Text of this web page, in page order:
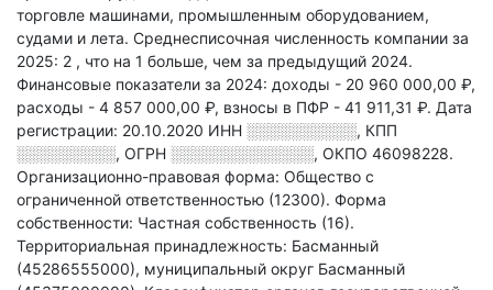
торговле машинами, промышленным оборудованием,
судами и лета. Среднесписочная численность компании за
2025: 2 , что на 1 больше, чем за предыдущий 2024.
Финансовые показатели за 2024: доходы - 20 960 000,00 ₽,
расходы - 4 857 000,00 ₽, взносы в ПФР - 41 911,31 ₽. Дата
регистрации: 20.10.2020 ИНН ░░░░░░░░░░, КПП
░░░░░░░░░, ОГРН ░░░░░░░░░░░░░, ОКПО 46098228.
Организационно-правовая форма: Общество с
ограниченной ответственностью (12300). Форма
собственности: Частная собственность (16).
Территориальная принадлежность: Басманный
(45286555000), муниципальный округ Басманный